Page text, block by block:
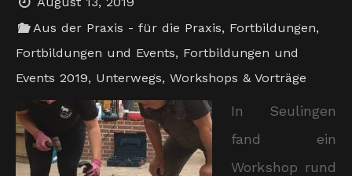
Aus der Praxis - für die Praxis, Fortbildungen,
Fortbildungen und Events, Fortbildungen und
Events 2019, Unterwegs, Workshops & Vorträge
In Seulingen
fand ein
Workshop rund